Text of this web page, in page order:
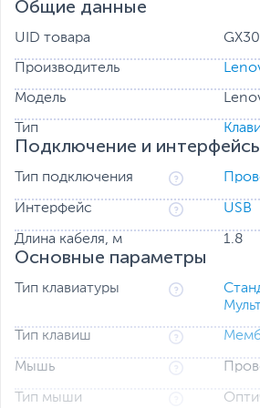
Общие данные
UID товара
Производитель
Модель
Тип
Подключение и
Тип подключения
Интерфейс USB
Длина кабеля, м 1.8
Основные параметры
Тип клавиатуры
Тип клавиш
Мышь
Тип мыши